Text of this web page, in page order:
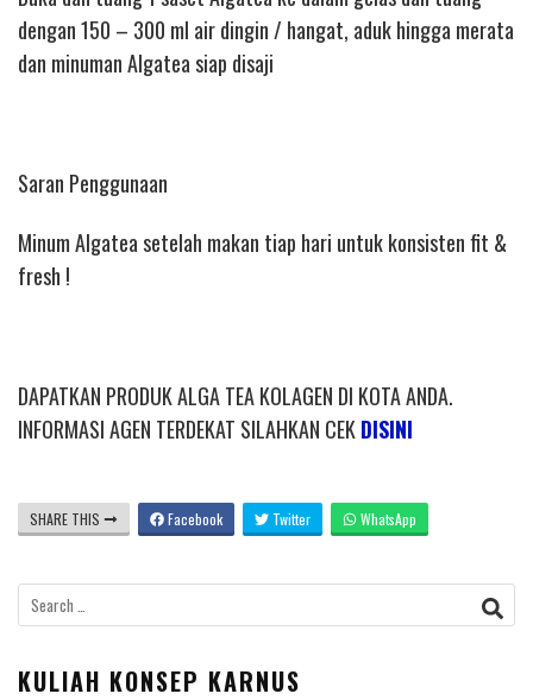
dengan 150 – 300 ml air dingin / hangat, aduk hingga merata
dan minuman Algatea siap disaji
Saran Penggunaan
Minum Algatea setelah makan tiap hari untuk konsisten fit &
fresh !
DAPATKAN PRODUK ALGA TEA KOLAGEN DI KOTA ANDA.
INFORMASI AGEN TERDEKAT SILAHKAN CEKDISINI
SHARE THIS Facebook Twitter WhatsApp
Search
for:
KULIAH KONSEP KARNUS